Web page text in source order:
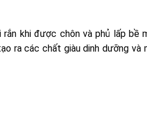
khi được chôn và phủ lấp bề
ra các chất giàu dinh dưỡng và